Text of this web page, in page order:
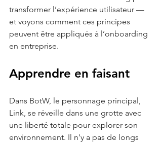
transformer l’expérience utilisateur —
et voyons comment ces principes
peuvent être appliqués à l’onboarding
en entreprise.
Apprendre en faisant
Dans BotW, le personnage principal,
Link, se réveille dans une grotte avec
une liberté totale pour explorer son
environnement. Il n'y a pas de longs